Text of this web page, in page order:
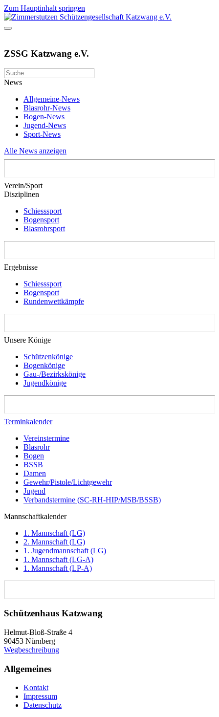
Zum Hauptinhalt springen
ZSSG Katzwang e.V.
News
Allgemeine-News
Blasrohr-News
Bogen-News
Jugend-News
Sport-News
Alle News anzeigen
Verein/Sport
Disziplinen
Schiesssport
Bogensport
Blasrohrsport
Ergebnisse
Schiesssport
Bogensport
Rundenwettkämpfe
Unsere Könige
Schützenkönige
Bogenkönige
Gau-/Bezirkskönige
Jugendkönige
Terminkalender
Vereinstermine
Blasrohr
Bogen
BSSB
Damen
Gewehr/Pistole/Lichtgewehr
Jugend
Verbandstermine (SC-RH-HIP/MSB/BSSB)
Mannschaftkalender
1. Mannschaft (LG)
2. Mannschaft (LG)
1. Jugendmannschaft (LG)
1. Mannschaft (LG-A)
1. Mannschaft (LP-A)
Schützenhaus Katzwang
Helmut-Bloß-Straße 4
90453 Nürnberg
Wegbeschreibung
Allgemeines
Kontakt
Impressum
Datenschutz